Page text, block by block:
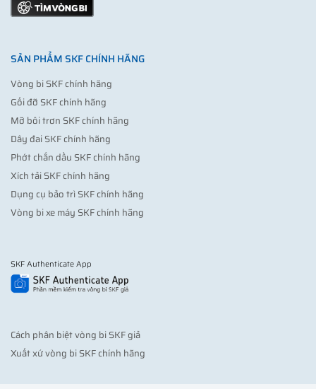
SẢN PHẨM SKF CHÍNH HÃNG
Vòng bi SKF chính hãng
Gối đỡ SKF chính hãng
Mỡ bôi trơn SKF chính hãng
Dây đai SKF chính hãng
Phớt chắn dầu SKF chính hãng
Xích tải SKF chính hãng
Dụng cụ bảo trì SKF chính hãng
Vòng bi xe máy SKF chính hãng
SKF Authenticate App
Cách phân biệt vòng bi SKF giả
Xuất xứ vòng bi SKF chính hãng